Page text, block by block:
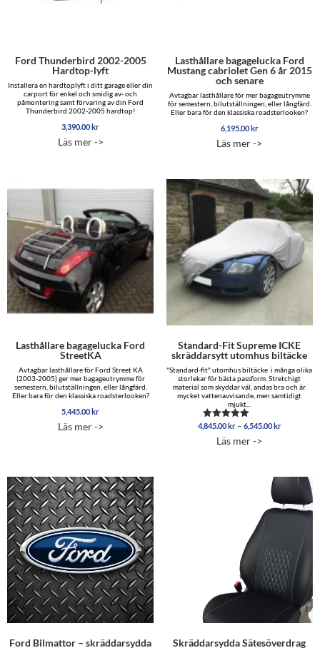
Ford Thunderbird 2002-2005
Hardtop-lyft
Installera en hardtoplyft i ditt garage eller din
carport för enkel och smidig av- och
påmontering samt förvaring av din Ford
Thunderbird 2002-2005 hardtop!
3,390.00kr
Läs mer ->
Lasthållare bagagelucka Ford
Mustang cabriolet Gen 6 år 2015
och senare
Avtagbar lasthållare för mer bagageutrymme
för semestern, bilutställningen, eller långfärd.
Eller bara för den klassiska roadsterlooken?
6,195.00kr
Läs mer ->
Lasthållare bagagelucka Ford
StreetKA
Avtagbar lasthållare för Ford Street KA
(2003-2005) ger mer bagageutrymme för
semestern, bilutställningen, eller långfärd.
Eller bara för den klassiska roadsterlooken?
5,445.00kr
Läs mer ->
Standard-Fit Supreme ICKE
skräddarsytt utomhus biltäcke
"Standard-fit" utomhus biltäcke i många olika
storlekar för bästa passform. Stretchigt
material som skyddar väl, andas bra och är
mycket vattenavvisande, men samtidigt
mjukt...
Betygsatt
av 5
4,845.00kr – 6,545.00kr
Läs mer ->
Ford Bilmattor – skräddarsydda
Skräddarsydda Sätesöverdrag